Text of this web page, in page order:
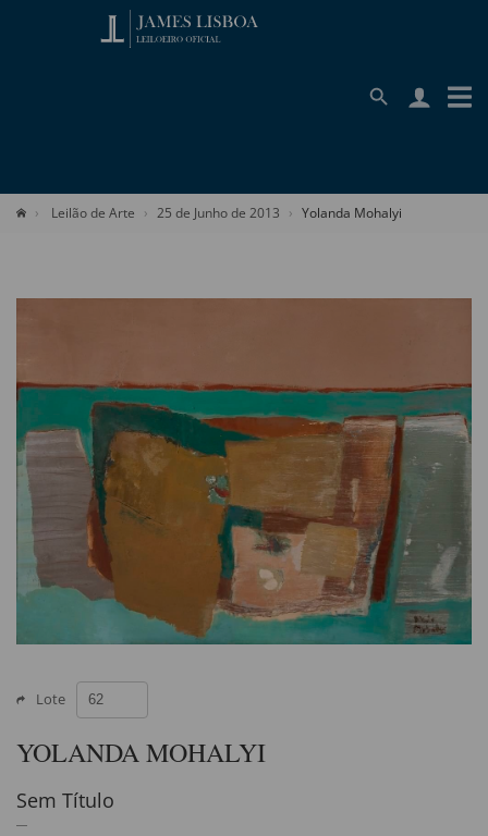
Leilão de Arte 25 de Junho de 2013 Yolanda Mohalyi
Lote
YOLANDA MOHALYI
Sem Título